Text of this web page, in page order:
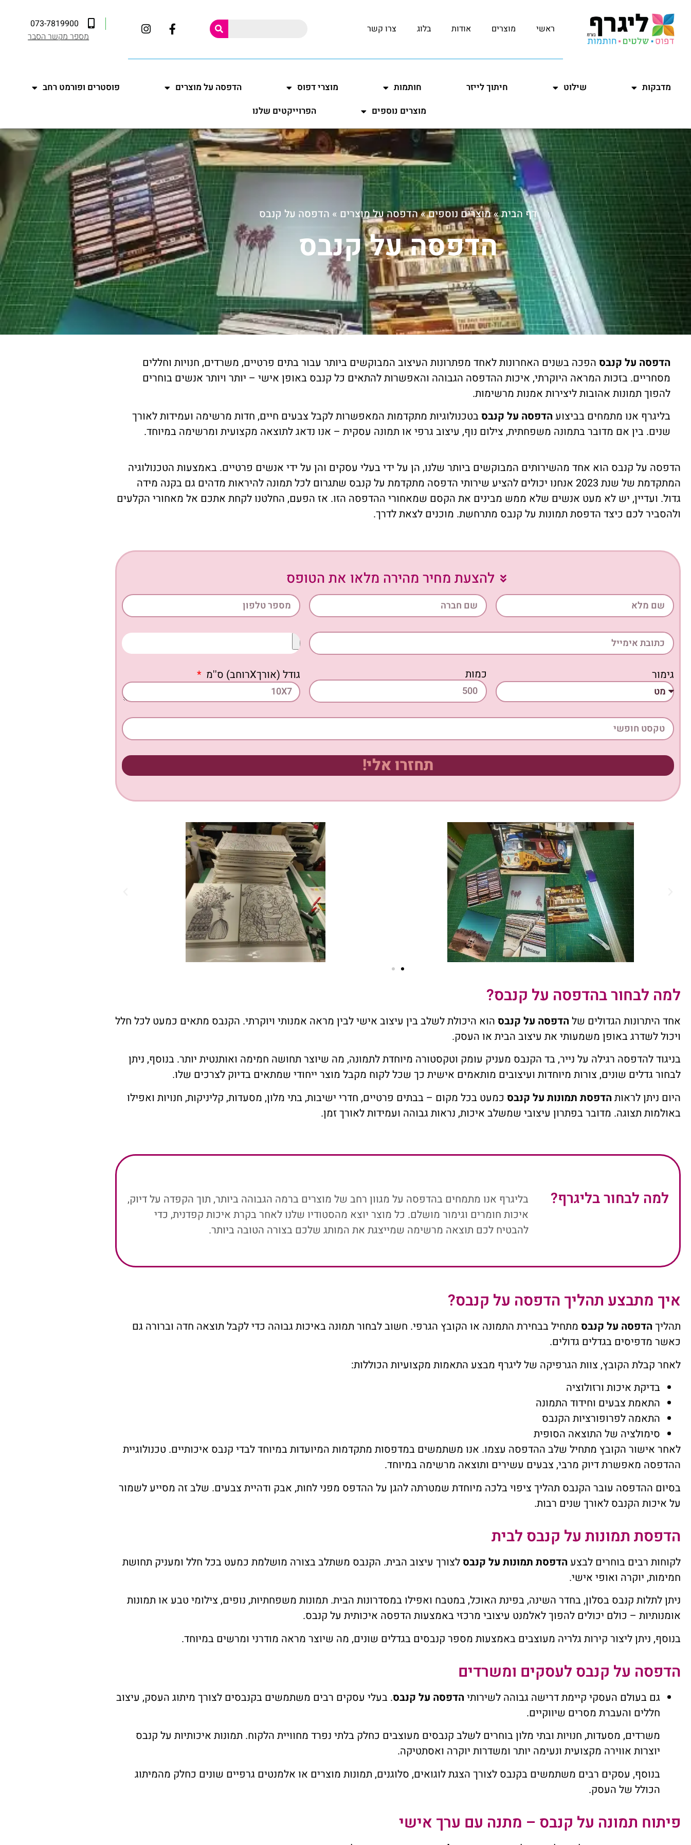
ראשי מוצרים אודות בלוג צרו קשר
073-7819900
מספר מקשר הסבר
מדבקות שילוט חיתוך לייזר חותמות מוצרי דפוס הדפסה על מוצרים
פוסטרים ופורמט רחב
מוצרים נוספים
הפרוייקטים שלנו
דף הבית»מוצרים נוספים»הדפסה על מוצרים » הדפסה על קנבס
הדפסה על קנבס
הדפסה על קנבס הפכה בשנים האחרונות לאחד מפתרונות העיצוב המבוקשים ביותר עבור בתים פרטיים, משרדים, חנויות וחללים
מסחריים. בזכות המראה היוקרתי, איכות ההדפסה הגבוהה והאפשרות להתאים כל קנבס באופן אישי – יותר ויותר אנשים בוחרים
להפוך תמונות אהובות ליצירות אמנות מרשימות.
בליגרף אנו מתמחים בביצועהדפסה על קנבס בטכנולוגיות מתקדמות המאפשרות לקבל צבעים חיים, חדות מרשימה ועמידות לאורך
שנים. בין אם מדובר בתמונה משפחתית, צילום נוף, עיצוב גרפי או תמונה עסקית – אנו נדאג לתוצאה מקצועית ומרשימה במיוחד.
הדפסה על קנבס הוא אחד מהשירותים המבוקשים ביותר שלנו, הן על ידי בעלי עסקים והן על ידי אנשים פרטיים. באמצעות הטכנולוגיה
המתקדמת של שנת 2023 אנחנו יכולים להציע שירותי הדפסה מתקדמת על קנבס שתגרום לכל תמונה להיראות מדהים גם בקנה מידה
גדול. ועדיין, יש לא מעט אנשים שלא ממש מבינים את הקסם שמאחורי ההדפסה הזו. אז הפעם, החלטנו לקחת אתכם אל מאחורי הקלעים
ולהסביר לכם כיצד הדפסת תמונות על קנבס מתרחשת. מוכנים לצאת לדרך.
להצעת מחיר מהירה מלאו את הטופס
גימור כמות גודל (אורךXרוחב) ס''מ
תחזרו אלי!
למה לבחור בהדפסה על קנבס?
אחד היתרונות הגדולים שלהדפסה על קנבס הוא היכולת לשלב בין עיצוב אישי לבין מראה אמנותי ויוקרתי. הקנבס מתאים כמעט לכל חלל
ויכול לשדרג באופן משמעותי את עיצוב הבית או העסק.
בניגוד להדפסה רגילה על נייר, בד הקנבס מעניק עומק וטקסטורה מיוחדת לתמונה, מה שיוצר תחושה חמימה ואותנטית יותר. בנוסף, ניתן
לבחור גדלים שונים, צורות מיוחדות ועיצובים מותאמים אישית כך שכל לקוח מקבל מוצר ייחודי שמתאים בדיוק לצרכים שלו.
היום ניתן לראותהדפסת תמונות על קנבס כמעט בכל מקום – בבתים פרטיים, חדרי ישיבות, בתי מלון, מסעדות, קליניקות, חנויות ואפילו
באולמות תצוגה. מדובר בפתרון עיצובי שמשלב איכות, נראות גבוהה ועמידות לאורך זמן.
למה לבחור בליגרף?
בליגרף אנו מתמחים בהדפסה על מגוון רחב של מוצרים ברמה הגבוהה ביותר, תוך הקפדה על דיוק,
איכות חומרים וגימור מושלם. כל מוצר יוצא מהסטודיו שלנו לאחר בקרת איכות קפדנית, כדי
להבטיח לכם תוצאה מרשימה שמייצגת את המותג שלכם בצורה הטובה ביותר.
איך מתבצע תהליך הדפסה על קנבס?
תהליךהדפסה על קנבס מתחיל בבחירת התמונה או הקובץ הגרפי. חשוב לבחור תמונה באיכות גבוהה כדי לקבל תוצאה חדה וברורה גם
כאשר מדפיסים בגדלים גדולים.
לאחר קבלת הקובץ, צוות הגרפיקה של ליגרף מבצע התאמות מקצועיות הכוללות:
בדיקת איכות ורזולוציה
התאמת צבעים וחידוד התמונה
התאמה לפרופורציות הקנבס
סימולציה של התוצאה הסופית
לאחר אישור הקובץ מתחיל שלב ההדפסה עצמו. אנו משתמשים במדפסות מתקדמות המיועדות במיוחד לבדי קנבס איכותיים. טכנולוגיית
ההדפסה מאפשרת דיוק מרבי, צבעים עשירים ותוצאה מרשימה במיוחד.
בסיום ההדפסה עובר הקנבס תהליך ציפוי בלכה מיוחדת שמטרתה להגן על ההדפס מפני לחות, אבק ודהיית צבעים. שלב זה מסייע לשמור
על איכות הקנבס לאורך שנים רבות.
הדפסת תמונות על קנבס לבית
לקוחות רבים בוחרים לבצעהדפסת תמונות על קנבסלצורך עיצוב הבית. הקנבס משתלב בצורה מושלמת כמעט בכל חלל ומעניק תחושת
חמימות, יוקרה ואופי אישי.
ניתן לתלות קנבס בסלון, בחדר השינה, בפינת האוכל, במטבח ואפילו במסדרונות הבית. תמונות משפחתיות, נופים, צילומי טבע או תמונות
אומנותיות – כולם יכולים להפוך לאלמנט עיצובי מרכזי באמצעות הדפסה איכותית על קנבס.
בנוסף, ניתן ליצור קירות גלריה מעוצבים באמצעות מספר קנבסים בגדלים שונים, מה שיוצר מראה מודרני ומרשים במיוחד.
הדפסה על קנבס לעסקים ומשרדים
גם בעולם העסקי קיימת דרישה גבוהה לשירותיהדפסה על קנבס. בעלי עסקים רבים משתמשים בקנבסים לצורך מיתוג העסק, עיצוב
חללים והעברת מסרים שיווקיים.
משרדים, מסעדות, חנויות ובתי מלון בוחרים לשלב קנבסים מעוצבים כחלק בלתי נפרד מחוויית הלקוח. תמונות איכותיות על קנבס
יוצרות אווירה מקצועית ונעימה יותר ומשדרות יוקרה ואסתטיקה.
בנוסף, עסקים רבים משתמשים בקנבס לצורך הצגת לוגואים, סלוגנים, תמונות מוצרים או אלמנטים גרפיים שונים כחלק מהמיתוג
הכולל של העסק.
פיתוח תמונה על קנבס – מתנה עם ערך אישי